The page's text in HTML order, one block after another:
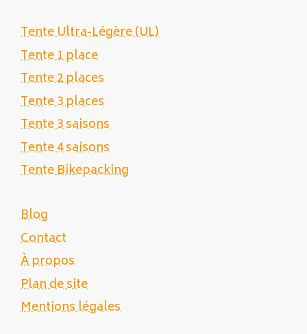
Tente Ultra-Légère (UL)
Tente 1 place
Tente 2 places
Tente 3 places
Tente 3 saisons
Tente 4 saisons
Tente Bikepacking
Blog
Contact
À propos
Plan de site
Mentions légales